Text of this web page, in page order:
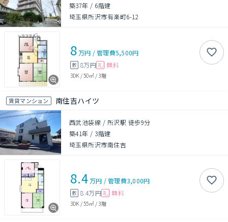
築37年 / 6階建
埼玉県所沢市有楽町6-12
8万円 /管理費5,500円
敷 8万円 礼 無料
3DK /50㎡/3階
賃貸マンション 南住吉ハイツ
西武池袋線 / 所沢駅 徒歩9分
築41年 / 3階建
埼玉県所沢市南住吉
8.4万円 /管理費3,000円
敷 8.4万円 礼 無料
3DK /55㎡/3階